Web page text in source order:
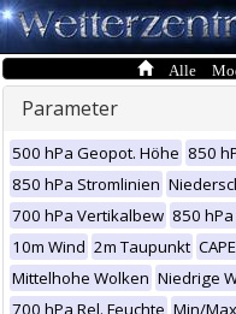
Alle
Parameter
500 hPa Geopot. Höhe 850
850 hPa Stromlinien
700 hPa Vertikalbew 850
10m Wind 2m Taupunkt
Mittelhohe Wolken Niedrige
700 hPa Rel. Feuchte Min/